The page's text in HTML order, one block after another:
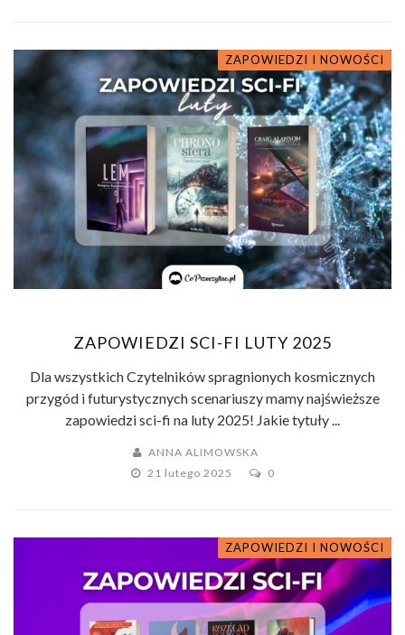
ZAPOWIEDZI I NOWOŚCI
ZAPOWIEDZI SCI-FI LUTY 2025
Dla wszystkich Czytelników spragnionych kosmicznych
przygód i futurystycznych scenariuszy mamy najświeższe
zapowiedzi sci-fi na luty 2025! Jakie tytuły ...
ANNA ALIMOWSKA
21 lutego 2025
0
ZAPOWIEDZI I NOWOŚCI